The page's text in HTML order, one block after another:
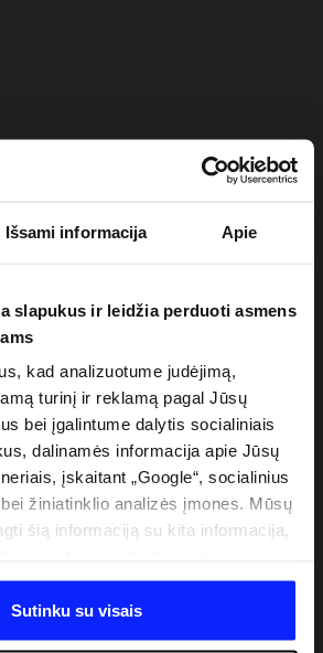
Išsami informacija Apie
slapukus ir leidžia perduoti asmens
kad analizuotume judėjimą,
turinį ir reklamą pagal Jūsų
bei įgalintume dalytis socialiniais
dalinamės informacija apie Jūsų
įskaitant „Google“, socialinius
žiniatinklio analizės įmones. Mūsų
šią informaciją su kita informacija,
jie gauna, kai naudojatės jų
Jūsų leidimą, mes galime perduoti
savo partneriams, siekdami
Sutinku su visais